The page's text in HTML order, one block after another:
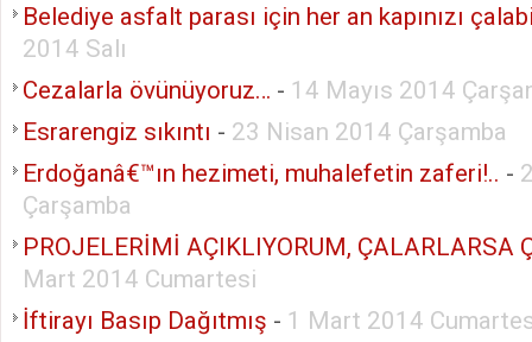
Belediye asfalt parası için her an kapınızı
2014 Salı
Cezalarla övünüyoruz… - 14 Mayıs 2014
Esrarengiz sıkıntı - 23 Nisan 2014 Çarşamba
Erdoğanâ€™ın hezimeti, muhalefetin zaferi!.. -
Çarşamba
PROJELERİMİ AÇIKLIYORUM, ÇALARLARSA
Mart 2014 Cumartesi
İftirayı Basıp Dağıtmış - 1 Mart 2014